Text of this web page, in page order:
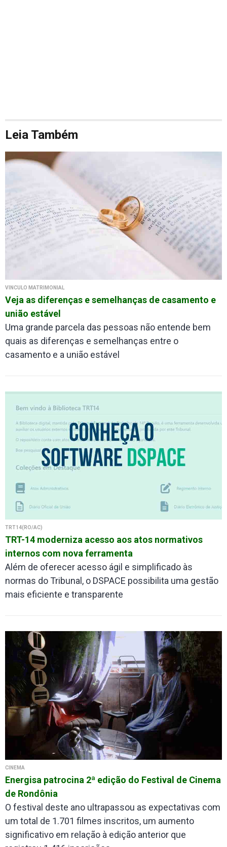
Leia Também
VÍNCULO MATRIMONIAL
Veja as diferenças e semelhanças de casamento e
união estável
Uma grande parcela das pessoas não entende bem
quais as diferenças e semelhanças entre o
casamento e a união estável
TRT14(RO/AC)
TRT-14 moderniza acesso aos atos normativos
internos com nova ferramenta
Além de oferecer acesso ágil e simplificado às
normas do Tribunal, o DSPACE possibilita uma gestão
mais eficiente e transparente
CINEMA
Energisa patrocina 2ª edição do Festival de Cinema
de Rondônia
O festival deste ano ultrapassou as expectativas com
um total de 1.701 filmes inscritos, um aumento
significativo em relação à edição anterior que